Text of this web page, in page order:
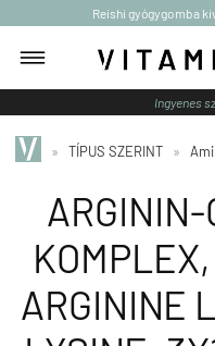
Reishi gyógygomba
Ingyenes
» TÍPUS SZERINT »
ARGININE